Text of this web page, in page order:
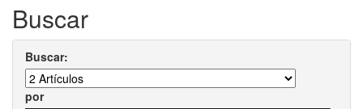
Buscar
Buscar:
por